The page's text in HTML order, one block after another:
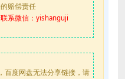
赔偿责任
系微信：yishanguji
百度网盘无法分享链接，请